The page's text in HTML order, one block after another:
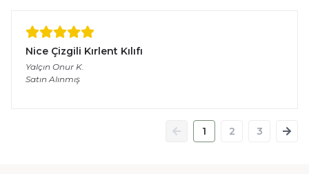
Nice Çizgili Kırlent Kılıfı
Yalçın Onur K.
Satın Alınmış
1 2 3